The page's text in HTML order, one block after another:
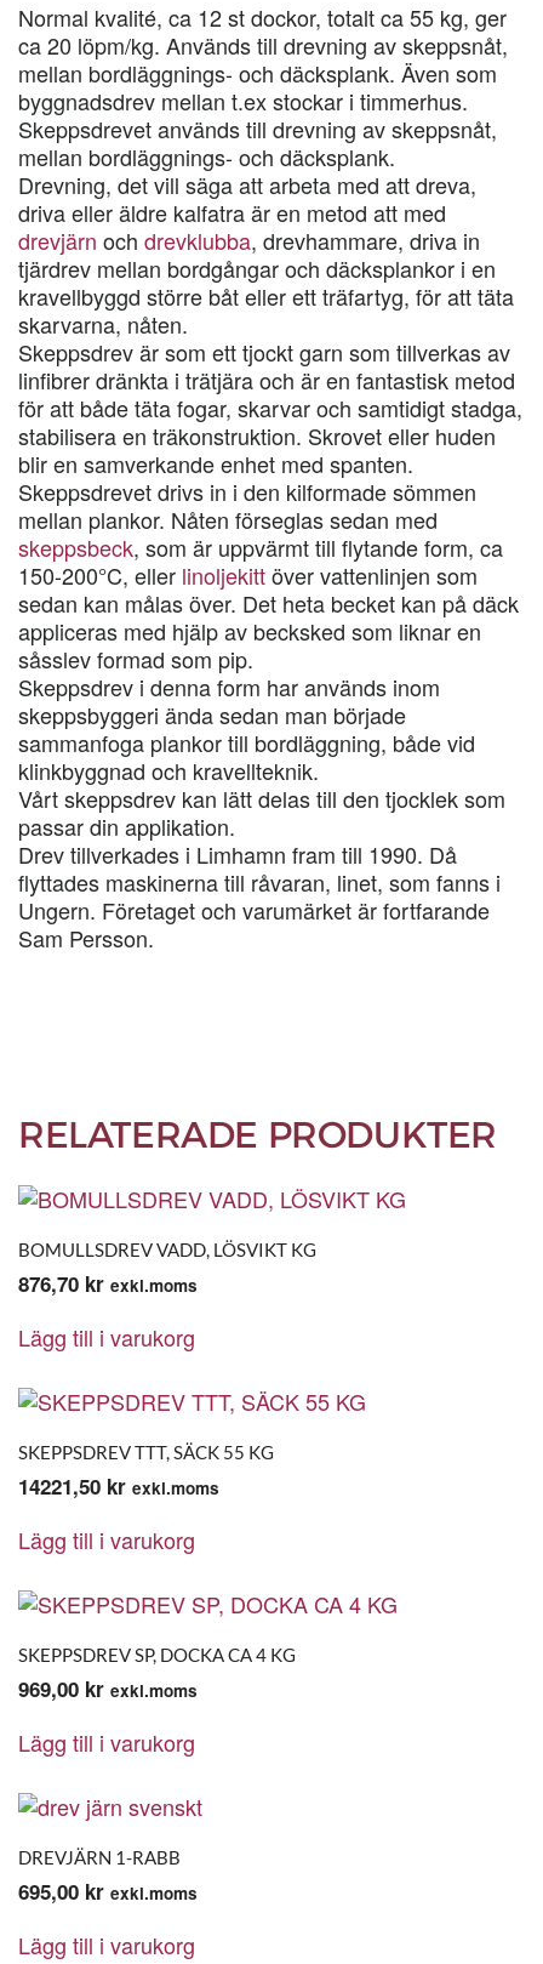
Normal kvalité, ca 12 st dockor, totalt ca 55 kg, ger
ca 20 löpm/kg. Används till drevning av skeppsnåt,
mellan bordläggnings- och däcksplank. Även som
byggnadsdrev mellan t.ex stockar i timmerhus.
Skeppsdrevet används till drevning av skeppsnåt,
mellan bordläggnings- och däcksplank.
Drevning, det vill säga att arbeta med att dreva,
driva eller äldre kalfatra är en metod att med
drevjärn och drevklubba, drevhammare, driva in
tjärdrev mellan bordgångar och däcksplankor i en
kravellbyggd större båt eller ett träfartyg, för att täta
skarvarna, nåten.
Skeppsdrev är som ett tjockt garn som tillverkas av
linfibrer dränkta i trätjära och är en fantastisk metod
för att både täta fogar, skarvar och samtidigt stadga,
stabilisera en träkonstruktion. Skrovet eller huden
blir en samverkande enhet med spanten.
Skeppsdrevet drivs in i den kilformade sömmen
mellan plankor. Nåten förseglas sedan med
skeppsbeck, som är uppvärmt till flytande form, ca
150-200°C, eller linoljekittöver vattenlinjen som
sedan kan målas över. Det heta becket kan på däck
appliceras med hjälp av becksked som liknar en
såsslev formad som pip.
Skeppsdrev i denna form har används inom
skeppsbyggeri ända sedan man började
sammanfoga plankor till bordläggning, både vid
klinkbyggnad och kravellteknik.
Vårt skeppsdrev kan lätt delas till den tjocklek som
passar din applikation.
Drev tillverkades i Limhamn fram till 1990. Då
flyttades maskinerna till råvaran, linet, som fanns i
Ungern. Företaget och varumärket är fortfarande
Sam Persson.
RELATERADE PRODUKTER
BOMULLSDREV VADD, LÖSVIKT KG
876,70 kr exkl.moms
Lägg till i varukorg
SKEPPSDREV TTT, SÄCK 55 KG
14221,50 kr exkl.moms
Lägg till i varukorg
SKEPPSDREV SP, DOCKA CA 4 KG
969,00 kr exkl.moms
Lägg till i varukorg
DREVJÄRN 1-RABB
695,00 kr exkl.moms
Lägg till i varukorg